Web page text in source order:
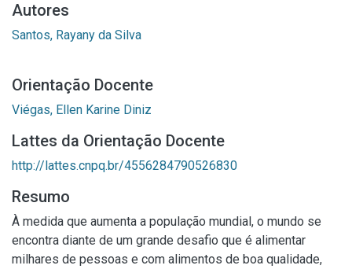
Autores
Santos, Rayany da Silva
Orientação Docente
Viégas, Ellen Karine Diniz
Lattes da Orientação Docente
http://lattes.cnpq.br/4556284790526830
Resumo
À medida que aumenta a população mundial, o mundo se
encontra diante de um grande desafio que é alimentar
milhares de pessoas e com alimentos de boa qualidade,